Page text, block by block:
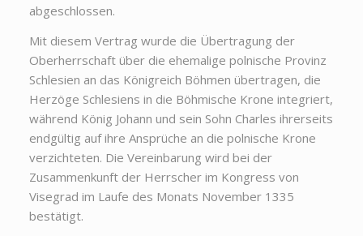
abgeschlossen.
Mit diesem Vertrag wurde die Übertragung der
Oberherrschaft über die ehemalige polnische Provinz
Schlesien an das Königreich Böhmen übertragen, die
Herzöge Schlesiens in die Böhmische Krone integriert,
während König Johann und sein Sohn Charles ihrerseits
endgültig auf ihre Ansprüche an die polnische Krone
verzichteten. Die Vereinbarung wird bei der
Zusammenkunft der Herrscher im Kongress von
Visegrad im Laufe des Monats November 1335
bestätigt.